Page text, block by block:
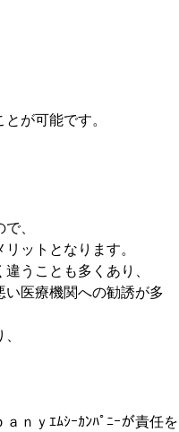
が可能です。
、
ットとなります。
うことも多くあり、
医療機関への勧誘が多
ｎｙｴﾑｼｰｶﾝﾊﾟﾆｰが責任を